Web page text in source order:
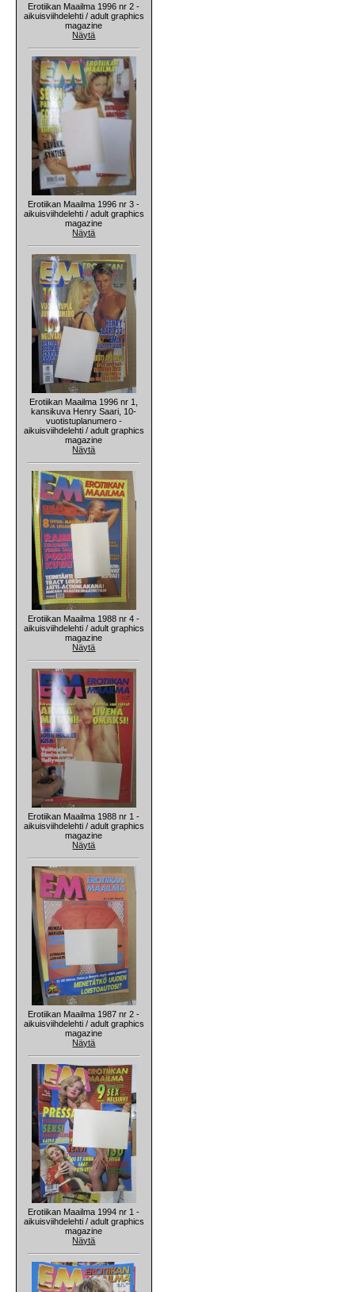
Erotiikan Maailma 1996 nr 2 -
aikuisviihdelehti / adult graphics
magazine
Näytä
Erotiikan Maailma 1996 nr 3 -
aikuisviihdelehti / adult graphics
magazine
Näytä
Erotiikan Maailma 1996 nr 1,
kansikuva Henry Saari, 10-
vuotistuplanumero -
aikuisviihdelehti / adult graphics
magazine
Näytä
Erotiikan Maailma 1988 nr 4 -
aikuisviihdelehti / adult graphics
magazine
Näytä
Erotiikan Maailma 1988 nr 1 -
aikuisviihdelehti / adult graphics
magazine
Näytä
Erotiikan Maailma 1987 nr 2 -
aikuisviihdelehti / adult graphics
magazine
Näytä
Erotiikan Maailma 1994 nr 1 -
aikuisviihdelehti / adult graphics
magazine
Näytä